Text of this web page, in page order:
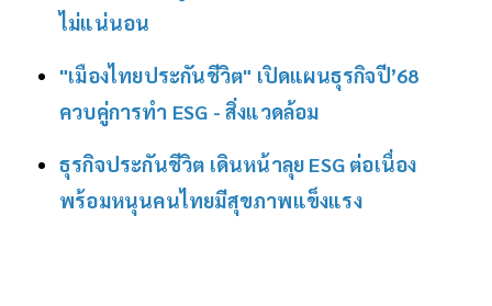
ไม่แน่นอน
"เมืองไทยประกันชีวิต" เปิดแผนธุรกิจปี’68
ควบคู่การทำ ESG - สิ่งแวดล้อม
ธุรกิจประกันชีวิต เดินหน้าลุย ESG ต่อเนื่อง
พร้อมหนุนคนไทยมีสุขภาพแข็งแรง